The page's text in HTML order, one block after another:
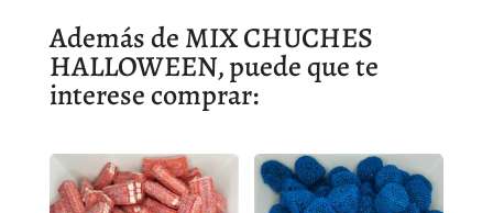
Además de MIX CHUCHES
HALLOWEEN, puede que te
interese comprar: